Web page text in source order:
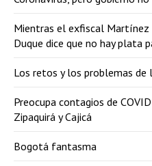
Mientras el exfiscal
Duque dice que no hay plata
Los retos y los problemas de
Preocupa contagios de
Zipaquirá y Cajicá
Bogotá fantasma